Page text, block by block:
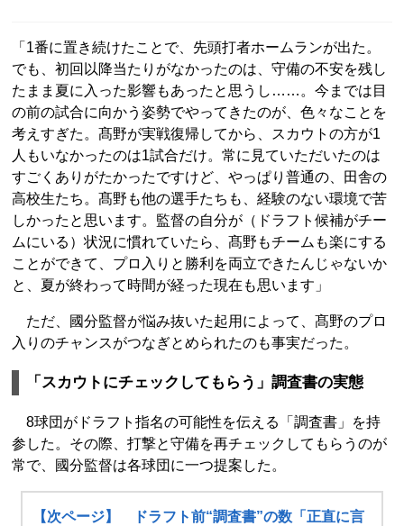
「1番に置き続けたことで、先頭打者ホームランが出た。
でも、初回以降当たりがなかったのは、守備の不安を残し
たまま夏に入った影響もあったと思うし……。今までは目
の前の試合に向かう姿勢でやってきたのが、色々なことを
考えすぎた。髙野が実戦復帰してから、スカウトの方が1
人もいなかったのは1試合だけ。常に見ていただいたのは
すごくありがたかったですけど、やっぱり普通の、田舎の
高校生たち。髙野も他の選手たちも、経験のない環境で苦
しかったと思います。監督の自分が（ドラフト候補がチー
ムにいる）状況に慣れていたら、髙野もチームも楽にする
ことができて、プロ入りと勝利を両立できたんじゃないか
と、夏が終わって時間が経った現在も思います」
ただ、國分監督が悩み抜いた起用によって、髙野のプロ
入りのチャンスがつなぎとめられたのも事実だった。
「スカウトにチェックしてもらう」調査書の実態
8球団がドラフト指名の可能性を伝える「調査書」を持
参した。その際、打撃と守備を再チェックしてもらうのが
常で、國分監督は各球団に一つ提案した。
【次ページ】 ドラフト前“調査書”の数「正直に言